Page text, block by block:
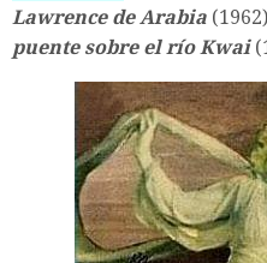
Lawrence de Arabia
puente sobre el río Kwai